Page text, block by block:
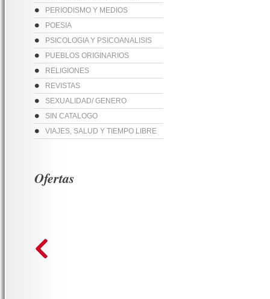
PERIODISMO Y MEDIOS
POESIA
PSICOLOGIA Y PSICOANALISIS
PUEBLOS ORIGINARIOS
RELIGIONES
REVISTAS
SEXUALIDAD/ GENERO
SIN CATALOGO
VIAJES, SALUD Y TIEMPO LIBRE
Ofertas